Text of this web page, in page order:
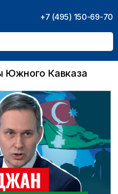
+7 (495) 150-69-70
Южного Кавказа